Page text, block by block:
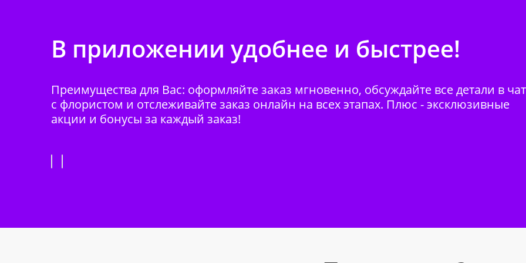
В приложении удобнее и быстрее!
Преимущества для Вас: оформляйте заказ мгновенно, обсуждайте все детали в
с флористом и отслеживайте заказ онлайн на всех этапах. Плюс - эксклюзивные
акции и бонусы за каждый заказ!